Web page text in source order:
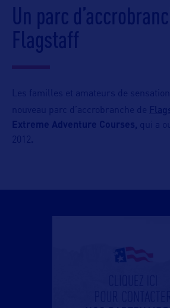
Un parc
Flagstaff
Les familles et amateurs de
nouveau parc d’accrobranche de
Extreme Adventure Courses, qui a
2012.